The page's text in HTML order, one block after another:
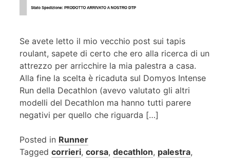
Se avete letto il mio vecchio post sui tapis
roulant, sapete di certo che ero alla ricerca di un
attrezzo per arricchire la mia palestra a casa.
Alla fine la scelta è ricaduta sul Domyos Intense
Run della Decathlon (avevo valutato gli altri
modelli del Decathlon ma hanno tutti parere
negativi per quello che riguarda […]
Posted in Runner
Tagged corrieri, corsa, decathlon, palestra,